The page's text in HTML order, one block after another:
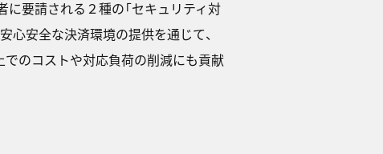
に要請される２種の「セキュリティ対
心安全な決済環境の提供を通じて、
でのコストや対応負荷の削減にも貢献